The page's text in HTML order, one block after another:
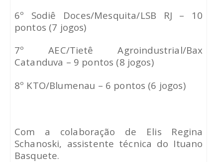
6º Sodiê Doces/Mesquita/LSB RJ – 10
pontos (7 jogos)
7º AEC/Tietê Agroindustrial/Bax
Catanduva – 9 pontos (8 jogos)
8º KTO/Blumenau – 6 pontos (6 jogos)
Com a colaboração de Elis Regina
Schanoski, assistente técnica do Ituano
Basquete.